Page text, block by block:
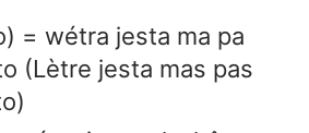
= wétra jesta ma pa
(Lètre jesta mas pas